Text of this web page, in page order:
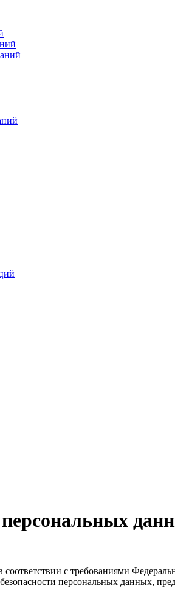
с требованиями
персональных данных,